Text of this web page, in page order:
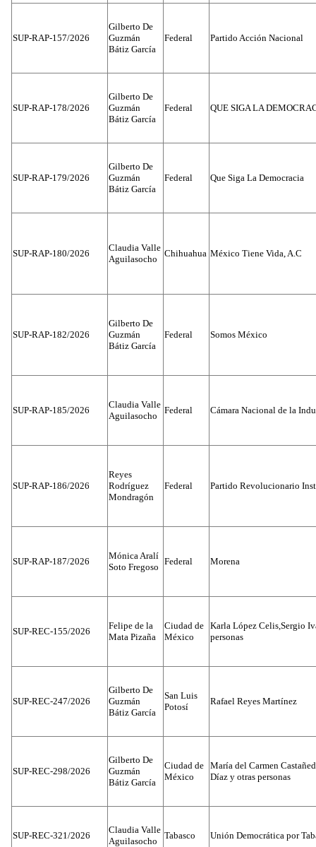
SUP-RAP-157/2026
Gilberto De
Guzmán
Bátiz García
Federal Partido Acción Nacional
SUP-RAP-178/2026
Gilberto De
Guzmán
Bátiz García
Federal QUE SIGA LA
SUP-RAP-179/2026
Gilberto De
Guzmán
Bátiz García
Federal Que Siga La Democracia
SUP-RAP-180/2026
Claudia Valle
Aguilasocho
Chihuahua México Tiene Vida, A.C
SUP-RAP-182/2026
Gilberto De
Guzmán
Bátiz García
Federal Somos México
SUP-RAP-185/2026
Claudia Valle
Aguilasocho
Federal Cámara Nacional de la
SUP-RAP-186/2026
Reyes
Rodríguez
Mondragón
Federal Partido Revolucionario
SUP-RAP-187/2026
Mónica Aralí
Soto Fregoso
Federal Morena
SUP-REC-155/2026
Felipe de la
Mata Pizaña
Ciudad de
México
Karla López Celis,Sergio
personas
SUP-REC-247/2026
Gilberto De
Guzmán
Bátiz García
San Luis
Potosí
Rafael Reyes Martínez
SUP-REC-298/2026
Gilberto De
Guzmán
Bátiz García
Ciudad de
México
María del Carmen
Díaz y otras personas
SUP-REC-321/2026
Claudia Valle
Aguilasocho
Tabasco Unión Democrática por